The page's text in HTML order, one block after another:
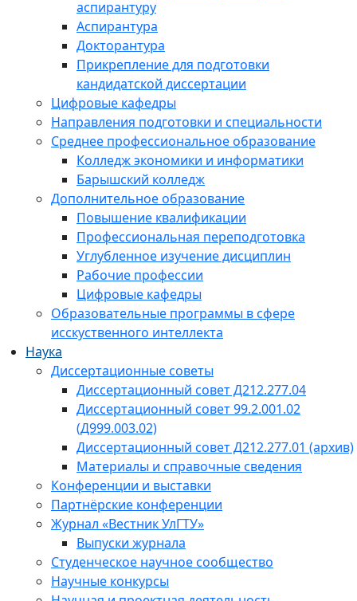
аспирантуру
Аспирантура
Докторантура
Прикрепление для подготовки
кандидатской диссертации
Цифровые кафедры
Направления подготовки и специальности
Среднее профессиональное образование
Колледж экономики и информатики
Барышский колледж
Дополнительное образование
Повышение квалификации
Профессиональная переподготовка
Углубленное изучение дисциплин
Рабочие профессии
Цифровые кафедры
Образовательные программы в сфере
исскуственного интеллекта
Наука
Диссертационные советы
Диссертационный совет Д212.277.04
Диссертационный совет 99.2.001.02
(Д999.003.02)
Диссертационный совет Д212.277.01 (архив)
Материалы и справочные сведения
Конференции и выставки
Партнёрские конференции
Журнал «Вестник УлГТУ»
Выпуски журнала
Студенческое научное сообщество
Научные конкурсы